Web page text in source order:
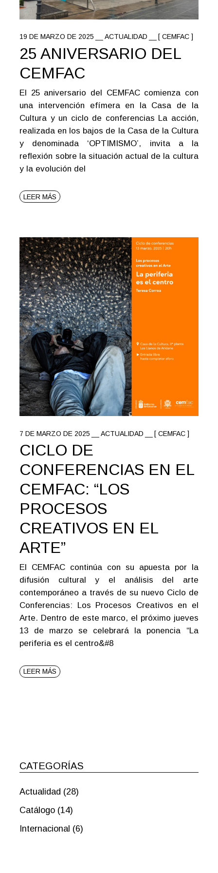
19 DE MARZO DE 2025 ACTUALIDAD [ CEMFAC ]
25 ANIVERSARIO DEL
CEMFAC
El 25 aniversario del CEMFAC comienza con
una intervención efímera en la Casa de la
Cultura y un ciclo de conferencias La acción,
realizada en los bajos de la Casa de la Cultura
y denominada ‘OPTIMISMO’, invita a la
reflexión sobre la situación actual de la cultura
y la evolución del
LEER MÁS
7 DE MARZO DE 2025 ACTUALIDAD [ CEMFAC ]
CICLO DE
CONFERENCIAS EN EL
CEMFAC: “LOS
PROCESOS
CREATIVOS EN EL
ARTE”
El CEMFAC continúa con su apuesta por la
difusión cultural y el análisis del arte
contemporáneo a través de su nuevo Ciclo de
Conferencias: Los Procesos Creativos en el
Arte. Dentro de este marco, el próximo jueves
13 de marzo se celebrará la ponencia “La
periferia es el centro&#8
LEER MÁS
CATEGORÍAS
Actualidad (28)
Catálogo (14)
Internacional (6)